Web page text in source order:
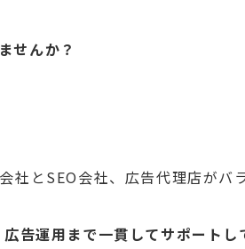
せんか？
とSEO会社、広告代理店がバ
告運用まで一貫してサポートし